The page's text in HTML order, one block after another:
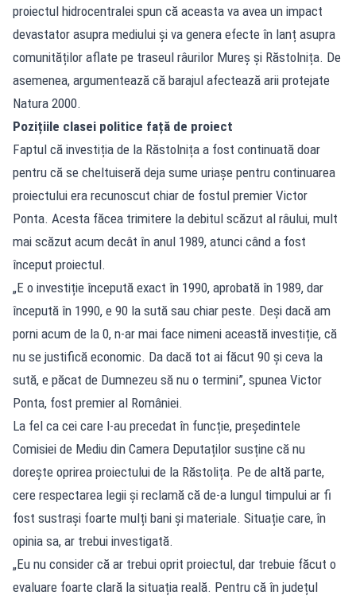
proiectul hidrocentralei spun că aceasta va avea un impact
devastator asupra mediului și va genera efecte în lanț asupra
comunităților aflate pe traseul râurilor Mureș și Răstolnița. De
asemenea, argumentează că barajul afectează arii protejate
Natura 2000.
Pozițiile clasei politice față de proiect
Faptul că investiția de la Răstolnița a fost continuată doar
pentru că se cheltuiseră deja sume uriașe pentru continuarea
proiectului era recunoscut chiar de fostul premier Victor
Ponta. Acesta făcea trimitere la debitul scăzut al râului, mult
mai scăzut acum decât în anul 1989, atunci când a fost
început proiectul.
„E o investiție începută exact în 1990, aprobată în 1989, dar
începută în 1990, e 90 la sută sau chiar peste. Deși dacă am
porni acum de la 0, n-ar mai face nimeni această investiție, că
nu se justifică economic. Da dacă tot ai făcut 90 și ceva la
sută, e păcat de Dumnezeu să nu o termini”, spunea Victor
Ponta, fost premier al României.
La fel ca cei care l-au precedat în funcție, președintele
Comisiei de Mediu din Camera Deputaților susține că nu
dorește oprirea proiectului de la Răstolița. Pe de altă parte,
cere respectarea legii și reclamă că de-a lungul timpului ar fi
fost sustrași foarte mulți bani și materiale. Situație care, în
opinia sa, ar trebui investigată.
„Eu nu consider că ar trebui oprit proiectul, dar trebuie făcut o
evaluare foarte clară la situația reală. Pentru că în județul